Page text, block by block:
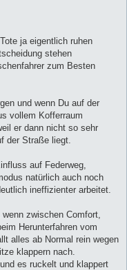
ja eigentlich ruhen
stehen
zum Besten
und wenn Du auf der
vollem Kofferraum
er dann nicht so sehr
der Straße liegt.
auf Federweg,
natürlich auch noch
ineffizienter arbeitet.
zwischen Comfort,
Herunterfahren vom
alles ab Normal rein wegen
klappern nach.
es ruckelt und klappert